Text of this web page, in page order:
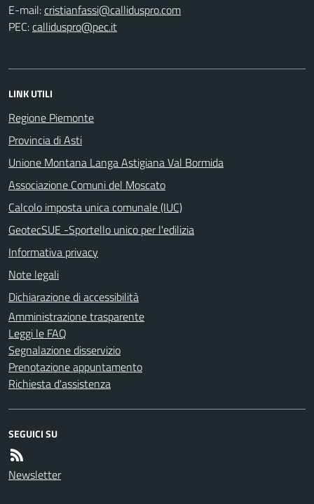
E-mail:
PEC:
LINK UTILI
Regione Piemonte
Provincia di Asti
Unione Montana Langa Astigiana Val Bormida
Associazione Comuni del Moscato
Calcolo imposta unica comunale (IUC)
GeotecSUE -Sportello unico per l'edilizia
Informativa privacy
Note legali
Dichiarazione di accessibilità
Amministrazione trasparente
Leggi le FAQ
Segnalazione disservizio
Prenotazione appuntamento
Richiesta d'assistenza
SEGUICI SU
Newsletter